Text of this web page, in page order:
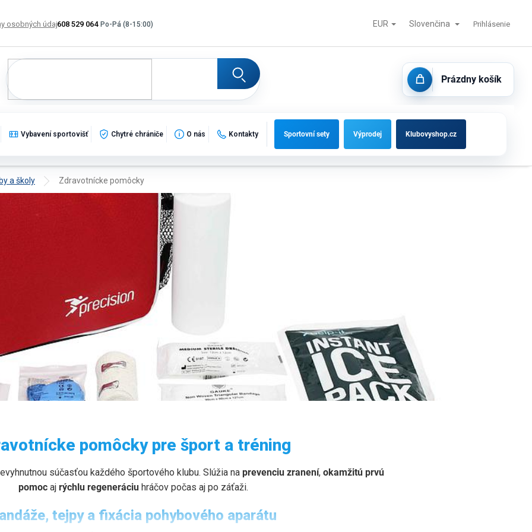
608 529 064
osobných údajov Výmena, vrátenie a reklamácia tovaru Futbalové bránky, striedačky a vybavenie ihrísk Kontakty
EUR Slovenčina Prihlásenie
NÁKUPNÝ
KOŠÍK
Prázdny košík
Vybavení sportovišť Chytré chrániče O nás Kontakty Sportovní sety Výprodej Klubovyshop.cz
a školy Zdravotnícke pomôcky
a starostlivosť o športovcov
pomôcky pre šport a tréning
súčasťou každého športového klubu. Slúžia na prevenciu zranení, okamžitú prvú
pomocaj rýchlu regeneráciuhráčov počas aj po záťaži.
tejpy a fixácia pohybového aparátu